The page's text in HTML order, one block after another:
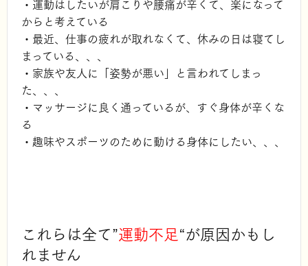
・運動はしたいが肩こりや腰痛が辛くて、楽になって
からと考えている
・最近、仕事の疲れが取れなくて、休みの日は寝てし
まっている、、、
・家族や友人に「姿勢が悪い」と言われてしまっ
た、、、
・マッサージに良く通っているが、すぐ身体が辛くな
る
・趣味やスポーツのために動ける身体にしたい、、、
これらは全て”運動不足“が原因かもし
れません